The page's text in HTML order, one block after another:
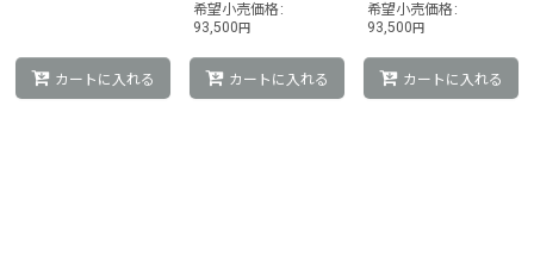
カートに入れる
希望小売価格 :
93,500円
カートに入れる
希望小売価格 :
93,500円
カートに入れる